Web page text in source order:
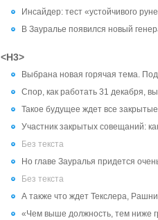
Инсайдер: тест «устойчивого
В Зауралье появился новый
<H3>
Выбрана новая горячая тема.
Спор, как работать 31 декабря,
Такое будущее ждет все
Участник закрытых совещаний:
Без текста
Но главе Зауралья придется
Без текста
А также что ждет Текслера,
«Чем выше должность, тем ниже